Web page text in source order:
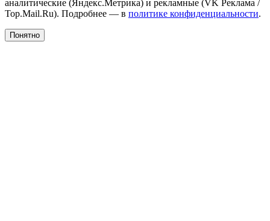
аналитические (Яндекс.Метрика) и рекламные (VK Реклама /
Top.Mail.Ru). Подробнее — в политике конфиденциальности.
Понятно